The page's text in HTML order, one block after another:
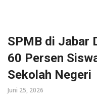
SPMB di Jabar
60 Persen
Sekolah Negeri
Juni 25, 2026